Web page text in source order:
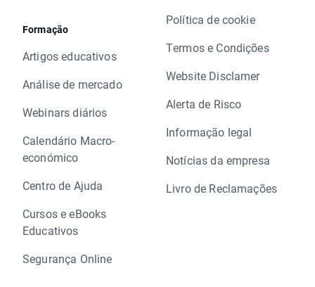
Formação
Artigos educativos
Análise de mercado
Webinars diários
Calendário Macro-
económico
Centro de Ajuda
Cursos e eBooks
Educativos
Segurança Online
Política de cookie
Termos e Condições
Website Disclamer
Alerta de Risco
Informação legal
Notícias da empresa
Livro de Reclamações